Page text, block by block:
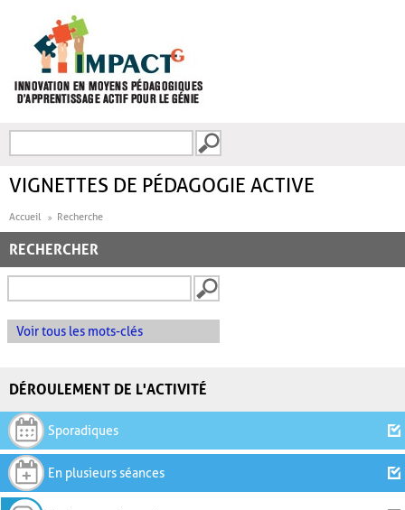
FORMULAIRE DE
VIGNETTES DE PÉDAGOGIE ACTIVE
Accueil Recherche
RECHERCHER
Voir tous les mots-clés
DÉROULEMENT DE L'ACTIVITÉ
Sporadiques
En plusieurs séances